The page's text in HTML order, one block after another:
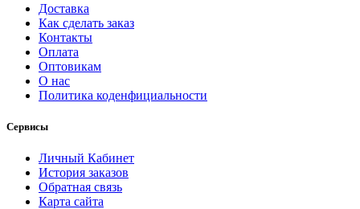
Доставка
Как сделать заказ
Контакты
Оплата
Оптовикам
О нас
Политика коденфициальности
Сервисы
Личный Кабинет
История заказов
Обратная связь
Карта сайта